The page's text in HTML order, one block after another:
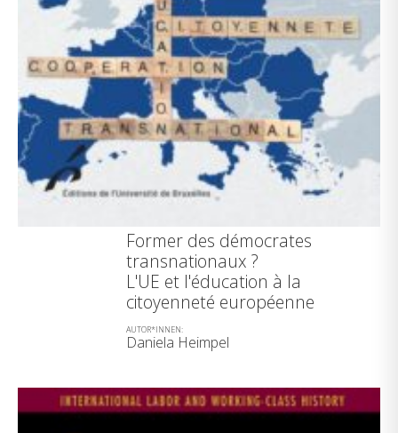
Former des démocrates
transnationaux ?
L'UE et l'éducation à la
citoyenneté européenne
AUTOR*INNEN:
Daniela Heimpel